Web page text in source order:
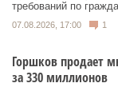
требований по
07.08.2026, 17:00 1
Горшков продает
за 330 миллионов